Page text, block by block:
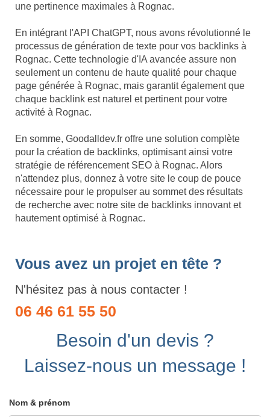
une pertinence maximales à Rognac.
En intégrant l'API ChatGPT, nous avons révolutionné le
processus de génération de texte pour vos backlinks à
Rognac. Cette technologie d'IA avancée assure non
seulement un contenu de haute qualité pour chaque
page générée à Rognac, mais garantit également que
chaque backlink est naturel et pertinent pour votre
activité à Rognac.
En somme, Goodalldev.fr offre une solution complète
pour la création de backlinks, optimisant ainsi votre
stratégie de référencement SEO à Rognac. Alors
n'attendez plus, donnez à votre site le coup de pouce
nécessaire pour le propulser au sommet des résultats
de recherche avec notre site de backlinks innovant et
hautement optimisé à Rognac.
Vous avez un projet en tête ?
N'hésitez pas à nous contacter !
06 46 61 55 50
Besoin d'un devis ?
Laissez-nous un message !
Nom & prénom